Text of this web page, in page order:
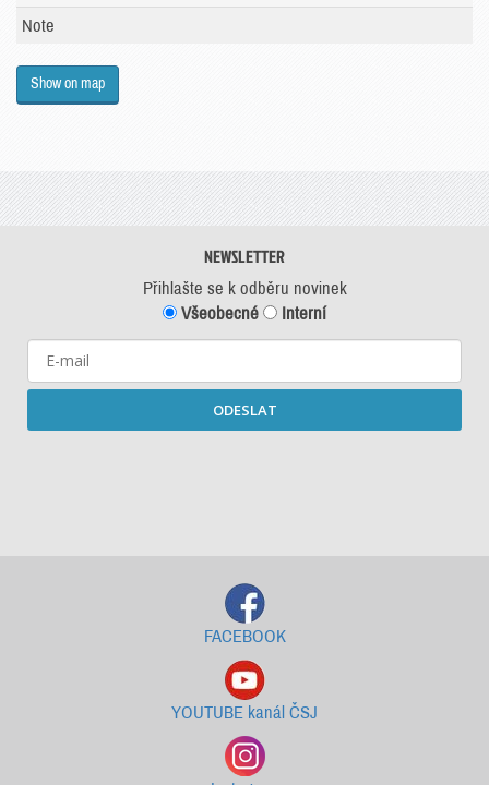
Note
Show on map
NEWSLETTER
Přihlašte se k odběru novinek
Všeobecné
Interní
ODESLAT
FACEBOOK
YOUTUBE kanál ČSJ